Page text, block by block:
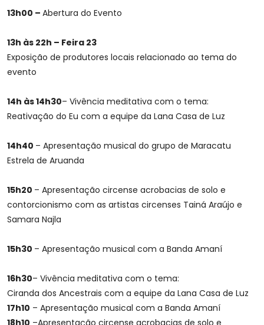
13h00 – Abertura do Evento
13h às 22h – Feira 23
Exposição de produtores locais relacionado ao tema do
evento
14h às 14h30– Vivência meditativa com o tema:
Reativação do Eu com a equipe da Lana Casa de Luz
14h40 – Apresentação musical do grupo de Maracatu
Estrela de Aruanda
15h20 – Apresentação circense acrobacias de solo e
contorcionismo com as artistas circenses Tainá Araújo e
Samara Najla
15h30 – Apresentação musical com a Banda Amaní
16h30– Vivência meditativa com o tema:
Ciranda dos Ancestrais com a equipe da Lana Casa de Luz
17h10 – Apresentação musical com a Banda Amaní
18h10 –Apresentação circense acrobacias de solo e